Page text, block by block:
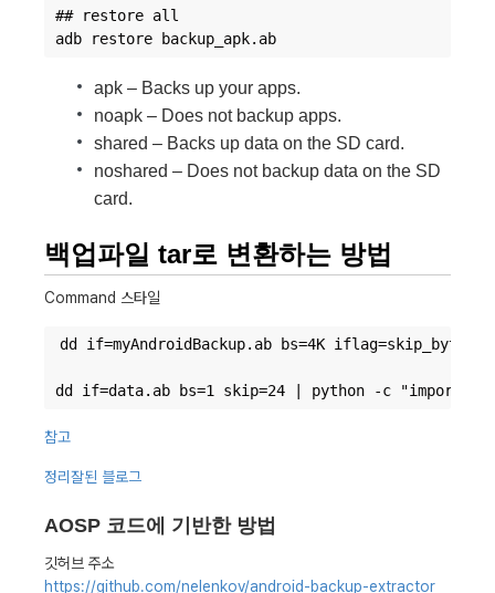
## restore all
apk – Backs up your apps.
noapk – Does not backup apps.
shared – Backs up data on the SD card.
noshared – Does not backup data on the SD
card.
백업파일 tar로 변환하는 방법
Command 스타일
dd if=myAndroidBackup.ab bs=4K
참고
정리잘된 블로그
AOSP 코드에 기반한 방법
깃허브 주소
https://github.com/nelenkov/android-backup-extractor